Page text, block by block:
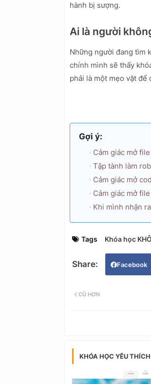
hành bị sượng.
Ai là người
Những người đang tìm
chính mình sẽ thấy
phải là một mẹo vặt để
Gợi ý:
Cảm giác mở
Tập tành làm
Cảm giác mở
Cảm giác mở
Khi mình nhận
Tags Khóa học
Facebook
CŨ HƠN
KHÓA HỌC YÊU THÍCH